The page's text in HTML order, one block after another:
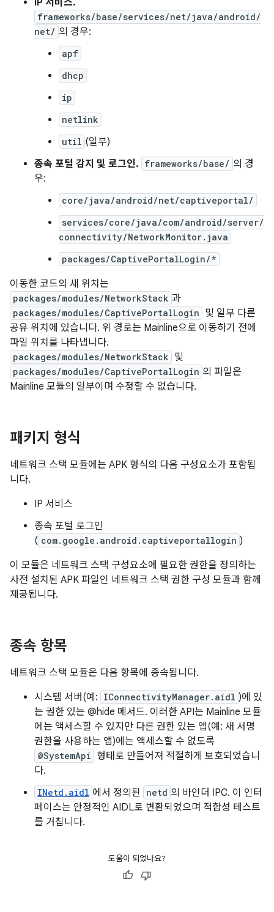
IP 서비스.
frameworks/base/services/net/java/android/
net/ 의 경우:
apf
dhcp
ip
netlink
util (일부)
종속 포털 감지 및 로그인. frameworks/base/ 의 경
우:
core/java/android/net/captiveportal/
services/core/java/com/android/server/
connectivity/NetworkMonitor.java
packages/CaptivePortalLogin/*
이동한 코드의 새 위치는
packages/modules/NetworkStack 과
packages/modules/CaptivePortalLogin 및 일부 다른
공유 위치에 있습니다. 위 경로는 Mainline으로 이동하기 전에
파일 위치를 나타냅니다.
packages/modules/NetworkStack 및
packages/modules/CaptivePortalLogin 의 파일은
Mainline 모듈의 일부이며 수정할 수 없습니다.
패키지 형식
네트워크 스택 모듈에는 APK 형식의 다음 구성요소가 포함됩
니다.
IP 서비스
종속 포털 로그인
( com.google.android.captiveportallogin )
이 모듈은 네트워크 스택 구성요소에 필요한 권한을 정의하는
사전 설치된 APK 파일인 네트워크 스택 권한 구성 모듈과 함께
제공됩니다.
종속 항목
네트워크 스택 모듈은 다음 항목에 종속됩니다.
시스템 서버(예: IConnectivityManager.aidl )에 있
는 권한 있는 @hide 메서드. 이러한 API는 Mainline 모듈
에는 액세스할 수 있지만 다른 권한 있는 앱(예: 새 서명
권한을 사용하는 앱)에는 액세스할 수 없도록
@SystemApi 형태로 만들어져 적절하게 보호되었습니
다.
INetd.aidl 에서 정의된 netd 의 바인더 IPC. 이 인터
페이스는 안정적인 AIDL로 변환되었으며 적합성 테스트
를 거칩니다.
도움이 되었나요?